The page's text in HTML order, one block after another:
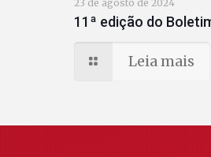
23 de agosto de 2024
11ª edição do
Leia mais